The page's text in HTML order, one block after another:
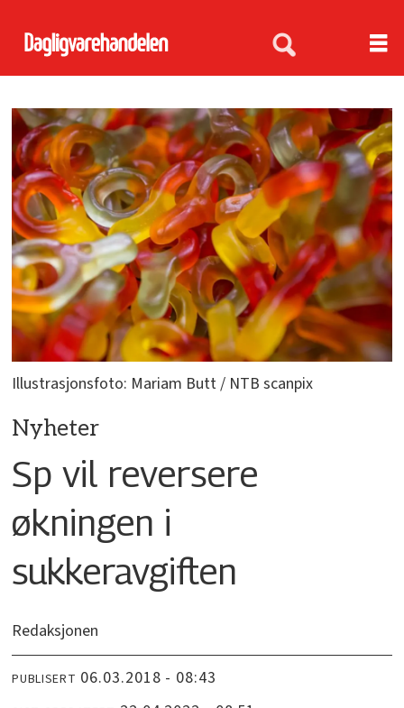
Illustrasjonsfoto: Mariam Butt / NTB scanpix
Nyheter
Sp vil reversere
økningen i
sukkeravgiften
Redaksjonen
PUBLISERT 06.03.2018 - 08:43